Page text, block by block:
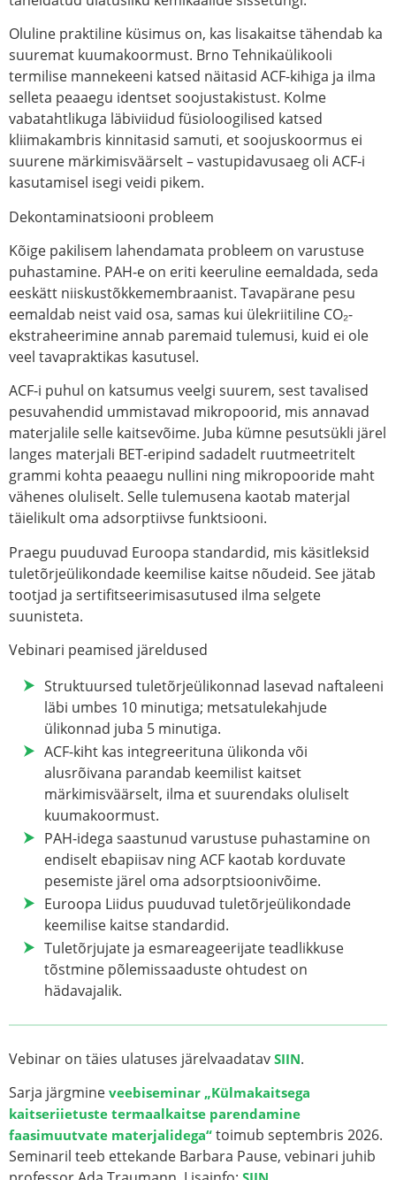
Oluline praktiline küsimus on, kas lisakaitse tähendab ka
suuremat kuumakoormust. Brno Tehnikaülikooli
termilise mannekeeni katsed näitasid ACF-kihiga ja ilma
selleta peaaegu identset soojustakistust. Kolme
vabatahtlikuga läbiviidud füsioloogilised katsed
kliimakambris kinnitasid samuti, et soojuskoormus ei
suurene märkimisväärselt – vastupidavusaeg oli ACF-i
kasutamisel isegi veidi pikem.
Dekontaminatsiooni probleem
Kõige pakilisem lahendamata probleem on varustuse
puhastamine. PAH-e on eriti keeruline eemaldada, seda
eeskätt niiskustõkkemembraanist. Tavapärane pesu
eemaldab neist vaid osa, samas kui ülekriitiline CO₂-
ekstraheerimine annab paremaid tulemusi, kuid ei ole
veel tavapraktikas kasutusel.
ACF-i puhul on katsumus veelgi suurem, sest tavalised
pesuvahendid ummistavad mikropoorid, mis annavad
materjalile selle kaitsevõime. Juba kümne pesutsükli järel
langes materjali BET-eripind sadadelt ruutmeetritelt
grammi kohta peaaegu nullini ning mikropooride maht
vähenes oluliselt. Selle tulemusena kaotab materjal
täielikult oma adsorptiivse funktsiooni.
Praegu puuduvad Euroopa standardid, mis käsitleksid
tuletõrjeülikondade keemilise kaitse nõudeid. See jätab
tootjad ja sertifitseerimisasutused ilma selgete
suunisteta.
Vebinari peamised järeldused
Struktuursed tuletõrjeülikonnad lasevad naftaleeni
läbi umbes 10 minutiga; metsatulekahjude
ülikonnad juba 5 minutiga.
ACF-kiht kas integreerituna ülikonda või
alusrõivana parandab keemilist kaitset
märkimisväärselt, ilma et suurendaks oluliselt
kuumakoormust.
PAH-idega saastunud varustuse puhastamine on
endiselt ebapiisav ning ACF kaotab korduvate
pesemiste järel oma adsorptsioonivõime.
Euroopa Liidus puuduvad tuletõrjeülikondade
keemilise kaitse standardid.
Tuletõrjujate ja esmareageerijate teadlikkuse
tõstmine põlemissaaduste ohtudest on
hädavajalik.
Vebinar on täies ulatuses järelvaadatav SIIN.
Sarja järgmine veebiseminar „Külmakaitsega
kaitseriietuste termaalkaitse parendamine
faasimuutvate materjalidega“ toimub septembris 2026.
Seminaril teeb ettekande Barbara Pause, vebinari juhib